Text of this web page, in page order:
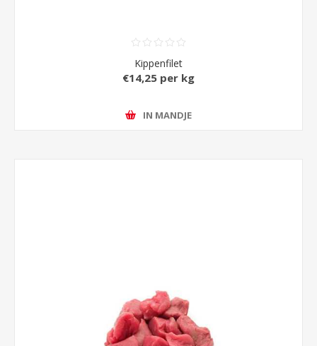
Kippenfilet
€14,25 per kg
IN MANDJE